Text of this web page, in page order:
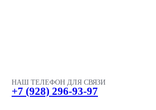
НАШ ТЕЛЕФОН ДЛЯ СВЯЗИ
+7 (928) 296-93-97